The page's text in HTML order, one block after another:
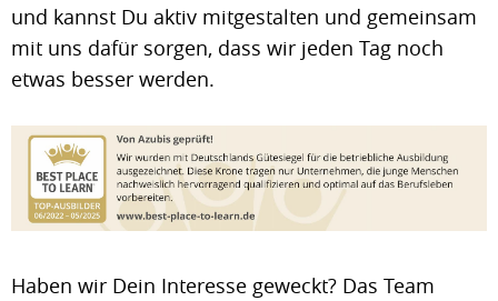
und kannst Du aktiv mitgestalten und gemeinsam
mit uns dafür sorgen, dass wir jeden Tag noch
etwas besser werden.
Haben wir Dein Interesse geweckt? Das Team